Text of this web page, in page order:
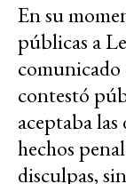
En su
públicas a
contestó
aceptaba las
hechos
disculpas,